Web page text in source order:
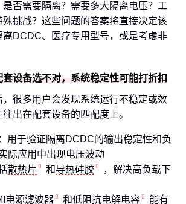
否需要隔离？需要多大隔离电压？工
挑战？这些问题的答案将直接决定该
DCDC、医疗专用型号，或是考虑非
设备选不对，系统稳定性可能打折扣
很多用户会发现系统运行不稳定或效
出在配套设备的匹配度上。
：用于验证隔离DCDC的输出稳定性和负
际应用中出现电压波动
散热片 和导热硅胶
，解决高负载下
电源滤波器 和低阻抗电解电容
能有